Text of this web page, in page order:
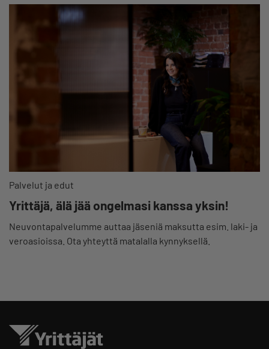
Palvelut ja edut
Yrittäjä, älä jää ongelmasi kanssa yksin!
Neuvontapalvelumme auttaa jäseniä maksutta esim. laki- ja
veroasioissa. Ota yhteyttä matalalla kynnyksellä.